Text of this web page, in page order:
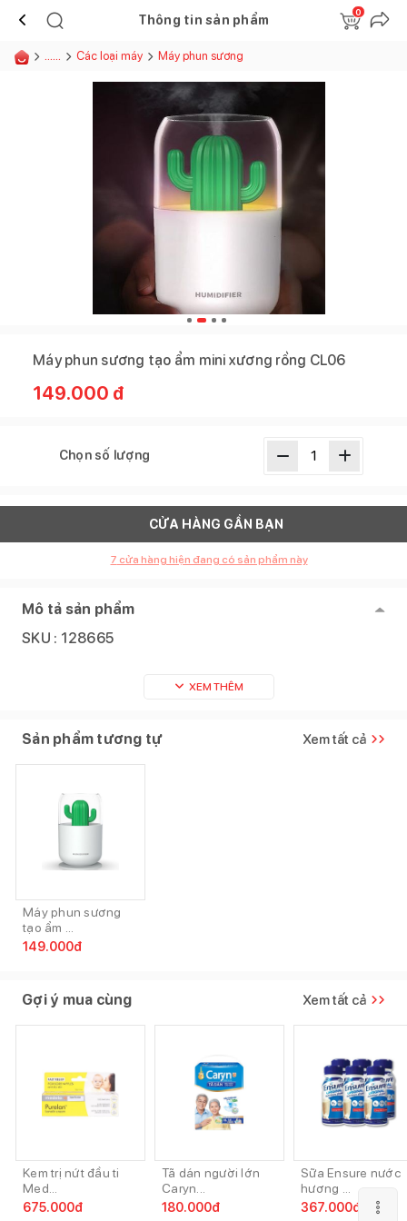
Thông tin sản phẩm
0
...... Các loại máy Máy phun sương
Máy phun sương tạo ẩm mini xương rồng CL06
149.000 đ
Chọn số lượng
CỬA HÀNG GẦN BẠN
7 cửa hàng hiện đang có sản phẩm này
Mô tả sản phẩm
SKU : 128665
XEM THÊM
Sản phẩm tương tự Xem tất cả
Máy phun sương
tạo ẩm ...
149.000đ
Gợi ý mua cùng Xem tất cả
Kem trị nứt đầu ti
Med...
675.000đ
Tã dán người lớn
Caryn...
180.000đ
Sữa Ensure nước
hương ...
367.000đ